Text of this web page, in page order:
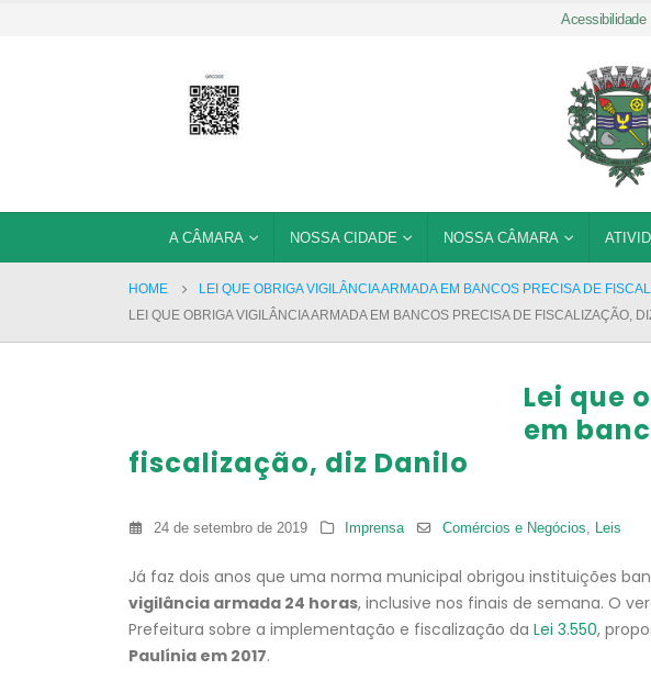
Acessibilidade
A CÂMARA NOSSA CIDADE NOSSA CÂMARA
HOME LEI QUE OBRIGA VIGILÂNCIA ARMADA EM BANCOS PRECISA DE
LEI QUE OBRIGA VIGILÂNCIA ARMADA EM BANCOS PRECISA DE FISCALIZAÇÃO,
Lei que
em
fiscalização, diz Danilo
24 de setembro de 2019 Imprensa Comércios e Negócios, Leis
Já faz dois anos que uma norma municipal obrigou instituições
vigilância armada 24 horas, inclusive nos finais de semana. O
Prefeitura sobre a implementação e fiscalização da Lei 3.550,
Paulínia em 2017.